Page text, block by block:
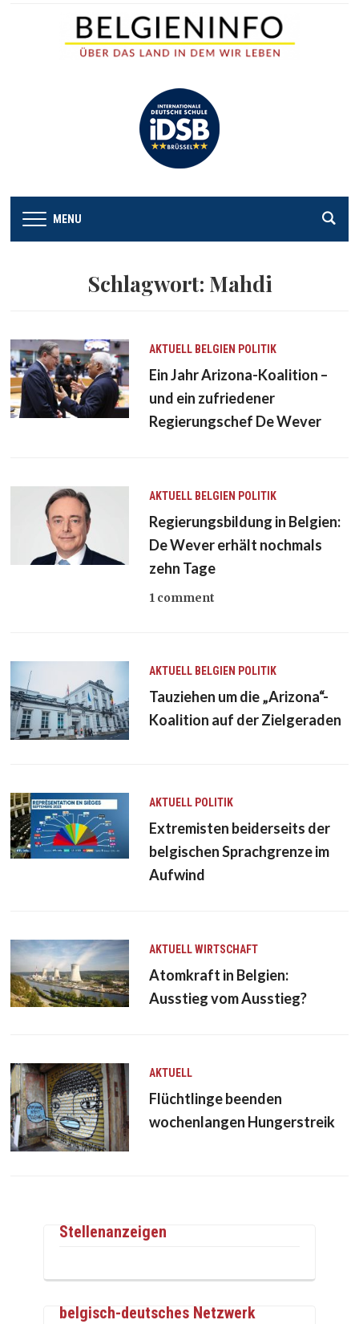
MENU
Schlagwort: Mahdi
AKTUELL BELGIEN POLITIK
Ein Jahr Arizona-Koalition –
und ein zufriedener
Regierungschef De Wever
AKTUELL BELGIEN POLITIK
Regierungsbildung in Belgien:
De Wever erhält nochmals
zehn Tage
1 comment
AKTUELL BELGIEN POLITIK
Tauziehen um die „Arizona“-
Koalition auf der Zielgeraden
AKTUELL POLITIK
Extremisten beiderseits der
belgischen Sprachgrenze im
Aufwind
AKTUELLWIRTSCHAFT
Atomkraft in Belgien:
Ausstieg vom Ausstieg?
AKTUELL
Flüchtlinge beenden
wochenlangen Hungerstreik
Stellenanzeigen
belgisch-deutsches Netzwerk